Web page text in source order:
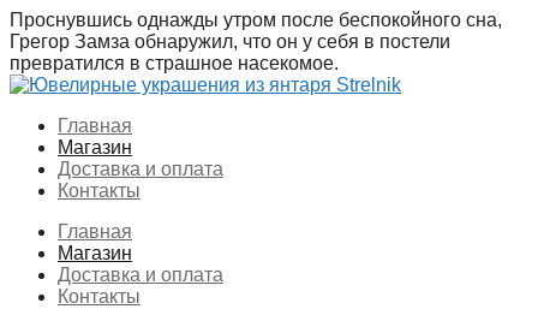
Перейти
к
содержимому
Проснувшись однажды утром после беспокойного сна,
Грегор Замза обнаружил, что он у себя в постели
превратился в страшное насекомое.
Главная
Магазин
Доставка и оплата
Контакты
Главная
Магазин
Доставка и оплата
Контакты